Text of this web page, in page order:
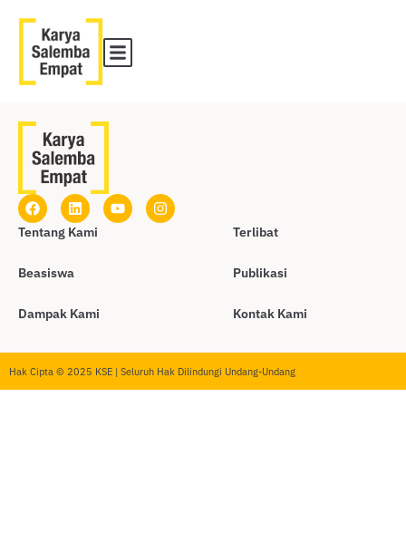
Tentang Kami
Beasiswa
Dampak Kami
Terlibat
Publikasi
Kontak Kami
Hak Cipta © 2025 KSE | Seluruh Hak Dilindungi Undang-Undang